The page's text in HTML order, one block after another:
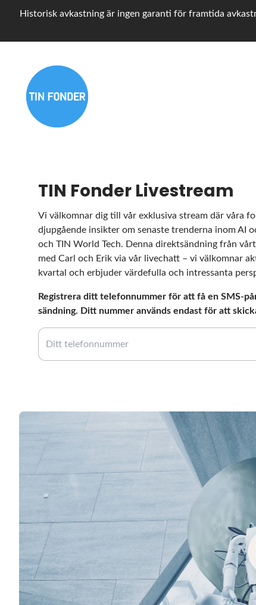
Historisk avkastning är ingen garanti för framtida
TIN Fonder Livestream
Vi välkomnar dig till vår exklusiva stream där våra
djupgående insikter om senaste trenderna inom AI
och TIN World Tech. Denna direktsändning från
med Carl och Erik via vår livechatt – vi välkomnar
kvartal och erbjuder värdefulla och intressanta
Registrera ditt telefonnummer för att få en SMS-
sändning. Ditt nummer används endast för att